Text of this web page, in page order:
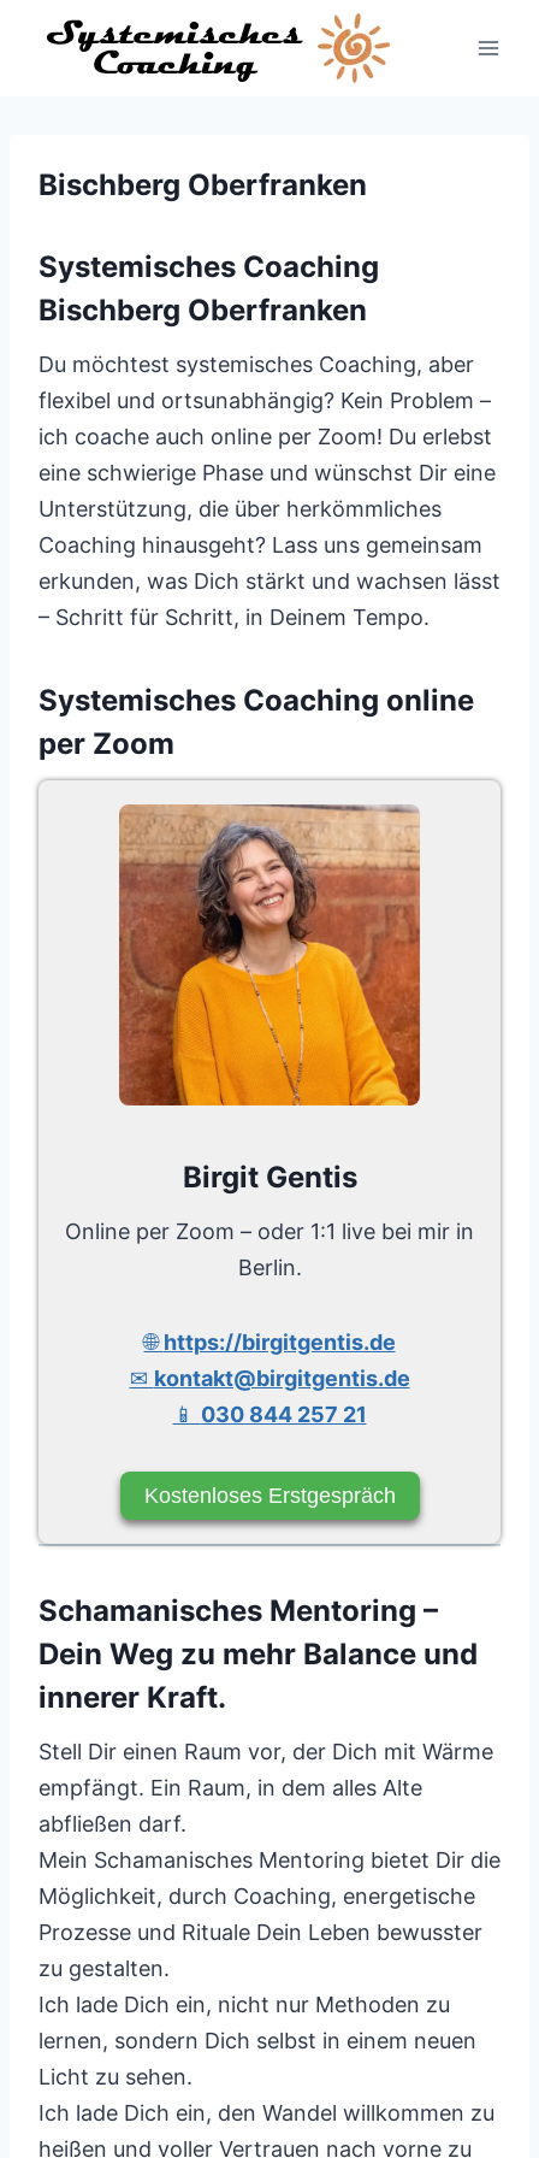
Inhalt
Bischberg Oberfranken
Systemisches Coaching
Bischberg Oberfranken
Du möchtest systemisches Coaching, aber
flexibel und ortsunabhängig? Kein Problem –
ich coache auch online per Zoom! Du erlebst
eine schwierige Phase und wünschst Dir eine
Unterstützung, die über herkömmliches
Coaching hinausgeht? Lass uns gemeinsam
erkunden, was Dich stärkt und wachsen lässt
– Schritt für Schritt, in Deinem Tempo.
Systemisches Coaching online
per Zoom
Birgit Gentis
Online per Zoom – oder 1:1 live bei mir in
Berlin.
🌐https://birgitgentis.de
✉ kontakt@birgitgentis.de
📱 030 844 257 21
Kostenloses Erstgespräch
Schamanisches Mentoring –
Dein Weg zu mehr Balance und
innerer Kraft.
Stell Dir einen Raum vor, der Dich mit Wärme
empfängt. Ein Raum, in dem alles Alte
abfließen darf.
Mein Schamanisches Mentoring bietet Dir die
Möglichkeit, durch Coaching, energetische
Prozesse und Rituale Dein Leben bewusster
zu gestalten.
Ich lade Dich ein, nicht nur Methoden zu
lernen, sondern Dich selbst in einem neuen
Licht zu sehen.
Ich lade Dich ein, den Wandel willkommen zu
heißen und voller Vertrauen nach vorne zu